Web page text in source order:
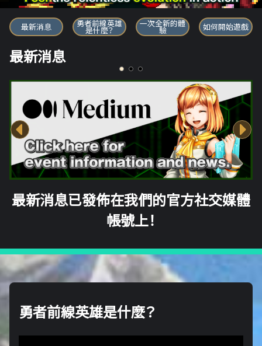
勇者前線英雄
最新消息 勇者前線英雄
是什麼？
一次全新的體
驗 如何開始遊戲
最新消息
最新消息已發佈在我們的官方社交媒體
帳號上！
勇者前線英雄是什麼？